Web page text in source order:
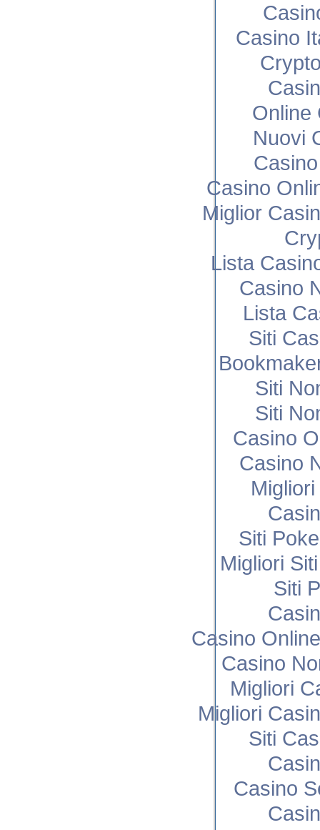
Casino
Online
Nuovi
Casino
Miglior
Lista
Casino
Lista
Siti
Siti
Siti
Casino
Casino
Siti
Migliori
Siti
Casino
Casino
Migliori
Migliori
Siti
Casino